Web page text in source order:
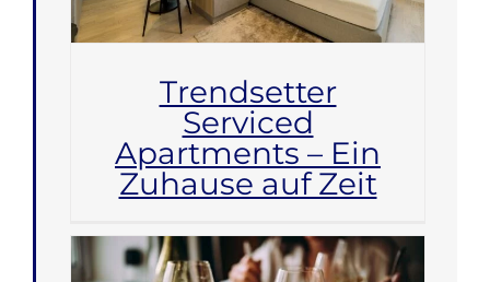
Trendsetter
Serviced
Apartments – Ein
Zuhause auf Zeit